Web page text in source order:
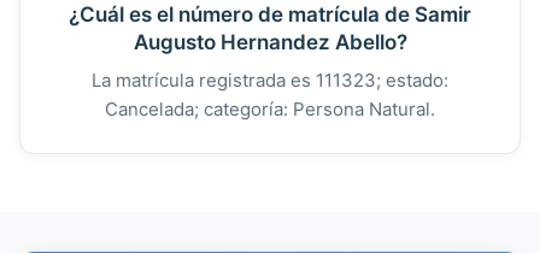
¿Cuál es el número de matrícula de Samir
Augusto Hernandez Abello?
La matrícula registrada es 111323; estado:
Cancelada; categoría: Persona Natural.